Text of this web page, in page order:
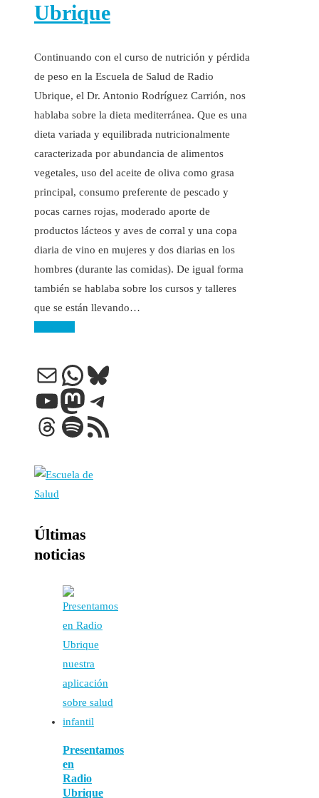
Ubrique
Continuando con el curso de nutrición y pérdida
de peso en la Escuela de Salud de Radio
Ubrique, el Dr. Antonio Rodríguez Carrión, nos
hablaba sobre la dieta mediterránea. Que es una
dieta variada y equilibrada nutricionalmente
caracterizada por abundancia de alimentos
vegetales, uso del aceite de oliva como grasa
principal, consumo preferente de pescado y
pocas carnes rojas, moderado aporte de
productos lácteos y aves de corral y una copa
diaria de vino en mujeres y dos diarias en los
hombres (durante las comidas). De igual forma
también se hablaba sobre los cursos y talleres
que se están llevando…
Correo electrónico
WhatsApp
Bluesky
YouTube
Mastodon
Telegram
Threads
Spotify
Feed RSS
Últimas
noticias
Presentamos
en
Radio
Ubrique